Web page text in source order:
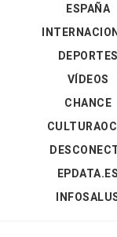
ESPAÑA
DEPORTES
VÍDEOS
CHANCE
EPDATA.ES